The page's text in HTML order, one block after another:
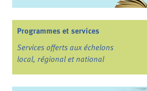
Programmes et services
Services offerts aux échelons
local, régional et national